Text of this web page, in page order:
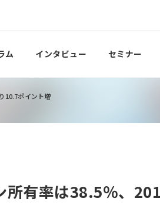
ム インタビュー セミナー
10.7ポイント増
所有率は38.5％、